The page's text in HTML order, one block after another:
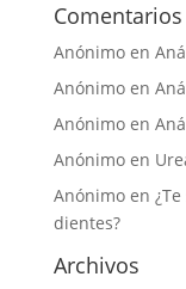
Anónimoen
Anónimoen
Anónimoen
Anónimoen
Anónimoen
dientes?
Archivos